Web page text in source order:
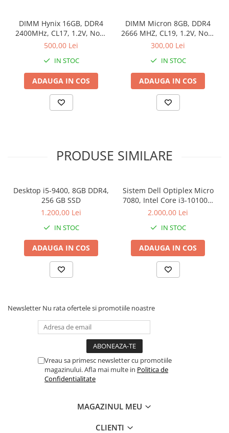
DIMM Hynix 16GB, DDR4
2400MHz, CL17, 1.2V, Non-
ECC, 2Rx8, bulk
500,00 Lei
IN STOC
ADAUGA IN COS
DIMM Micron 8GB, DDR4
2666 MHZ, CL19, 1.2V, Non-
ECC, bulk
300,00 Lei
IN STOC
ADAUGA IN COS
PRODUSE SIMILARE
Desktop i5-9400, 8GB DDR4,
256 GB SSD
1.200,00 Lei
IN STOC
ADAUGA IN COS
Sistem Dell Optiplex Micro
7080, Intel Core i3-10100T,
16 GB RAM, 512 GB SSD,
2.000,00 Lei
IN STOC
ADAUGA IN COS
Newsletter Nu rata ofertele si promotiile noastre
Vreau sa primesc newsletter cu promotiile
magazinului. Afla mai multe in Politica de
Confidentialitate
MAGAZINUL MEU
CLIENTI